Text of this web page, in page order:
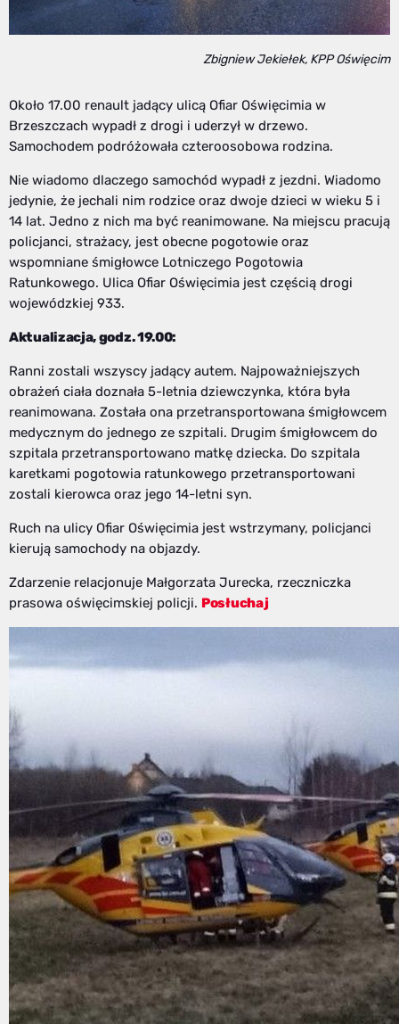
Zbigniew Jekiełek, KPP Oświęcim
Około 17.00 renault jadący ulicą Ofiar Oświęcimia w
Brzeszczach wypadł z drogi i uderzył w drzewo.
Samochodem podróżowała czteroosobowa rodzina.
Nie wiadomo dlaczego samochód wypadł z jezdni. Wiadomo
jedynie, że jechali nim rodzice oraz dwoje dzieci w wieku 5 i
14 lat. Jedno z nich ma być reanimowane. Na miejscu pracują
policjanci, strażacy, jest obecne pogotowie oraz
wspomniane śmigłowce Lotniczego Pogotowia
Ratunkowego. Ulica Ofiar Oświęcimia jest częścią drogi
wojewódzkiej 933.
Aktualizacja, godz. 19.00:
Ranni zostali wszyscy jadący autem. Najpoważniejszych
obrażeń ciała doznała 5-letnia dziewczynka, która była
reanimowana. Została ona przetransportowana śmigłowcem
medycznym do jednego ze szpitali. Drugim śmigłowcem do
szpitala przetransportowano matkę dziecka. Do szpitala
karetkami pogotowia ratunkowego przetransportowani
zostali kierowca oraz jego 14-letni syn.
Ruch na ulicy Ofiar Oświęcimia jest wstrzymany, policjanci
kierują samochody na objazdy.
Zdarzenie relacjonuje Małgorzata Jurecka, rzeczniczka
prasowa oświęcimskiej policji. Posłuchaj